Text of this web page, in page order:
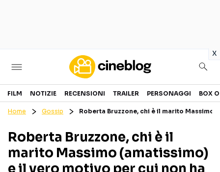
x
Cinema
GENERI
PERSONAGGI
CANALI STREAMING
FILM NOTIZIE RECENSIONI TRAILER PERSONAGGI BOX
Home Gossip Roberta Bruzzone, chi è il marito Massimo
Roberta Bruzzone, chi è il
marito Massimo (amatissimo)